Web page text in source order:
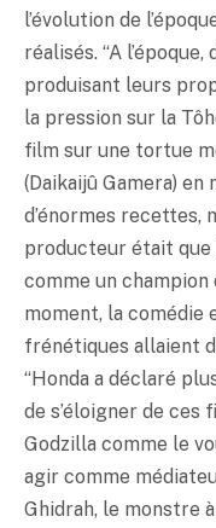
l’évolution de
réalisés. “A
produisant leurs
la pression sur la
film sur une tortue
(Daikaijû Gamera)
d’énormes recettes,
producteur était
comme un champion
moment, la comédie
frénétiques allaient
“Honda a déclaré
de s’éloigner de ces
Godzilla comme le
agir comme
Ghidrah, le monstre